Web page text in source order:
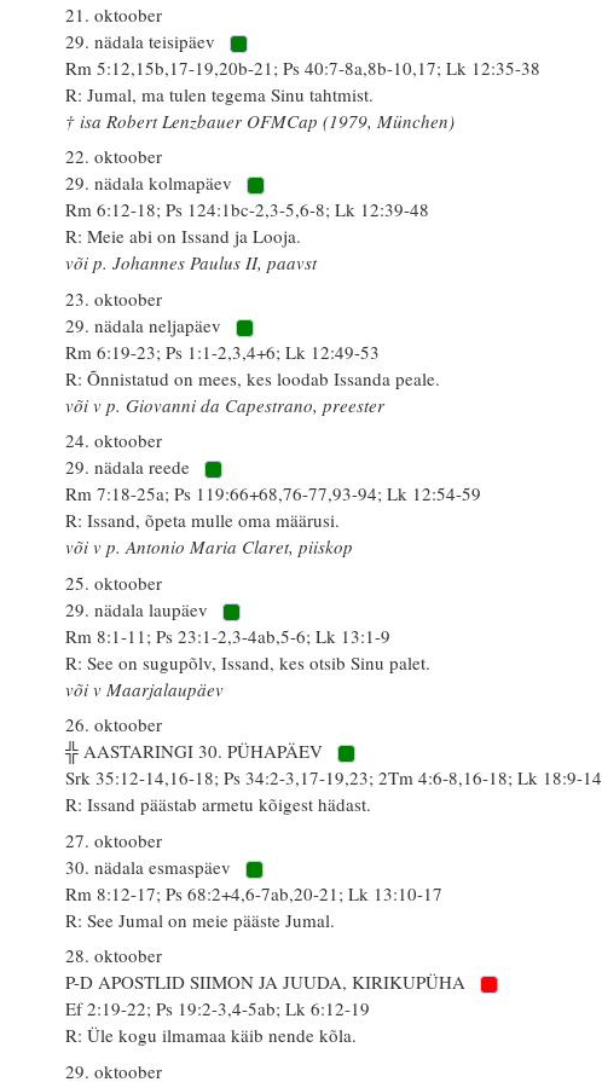
21. oktoober
29. nädala teisipäev
Rm 5:12,15b,17-19,20b-21; Ps 40:7-8a,8b-10,17; Lk 12:35-38
R: Jumal, ma tulen tegema Sinu tahtmist.
† isa Robert Lenzbauer OFMCap (1979, München)
22. oktoober
29. nädala kolmapäev
Rm 6:12-18; Ps 124:1bc-2,3-5,6-8; Lk 12:39-48
R: Meie abi on Issand ja Looja.
või p. Johannes Paulus II, paavst
23. oktoober
29. nädala neljapäev
Rm 6:19-23; Ps 1:1-2,3,4+6; Lk 12:49-53
R: Õnnistatud on mees, kes loodab Issanda peale.
või v p. Giovanni da Capestrano, preester
24. oktoober
29. nädala reede
Rm 7:18-25a; Ps 119:66+68,76-77,93-94; Lk 12:54-59
R: Issand, õpeta mulle oma määrusi.
või v p. Antonio Maria Claret, piiskop
25. oktoober
29. nädala laupäev
Rm 8:1-11; Ps 23:1-2,3-4ab,5-6; Lk 13:1-9
R: See on sugupõlv, Issand, kes otsib Sinu palet.
või v Maarjalaupäev
26. oktoober
╬ AASTARINGI 30. PÜHAPÄEV
Srk 35:12-14,16-18; Ps 34:2-3,17-19,23; 2Tm 4:6-8,16-18; Lk 18:9-14
R: Issand päästab armetu kõigest hädast.
27. oktoober
30. nädala esmaspäev
Rm 8:12-17; Ps 68:2+4,6-7ab,20-21; Lk 13:10-17
R: See Jumal on meie pääste Jumal.
28. oktoober
P-D APOSTLID SIIMON JA JUUDA, KIRIKUPÜHA
Ef 2:19-22; Ps 19:2-3,4-5ab; Lk 6:12-19
R: Üle kogu ilmamaa käib nende kõla.
29. oktoober